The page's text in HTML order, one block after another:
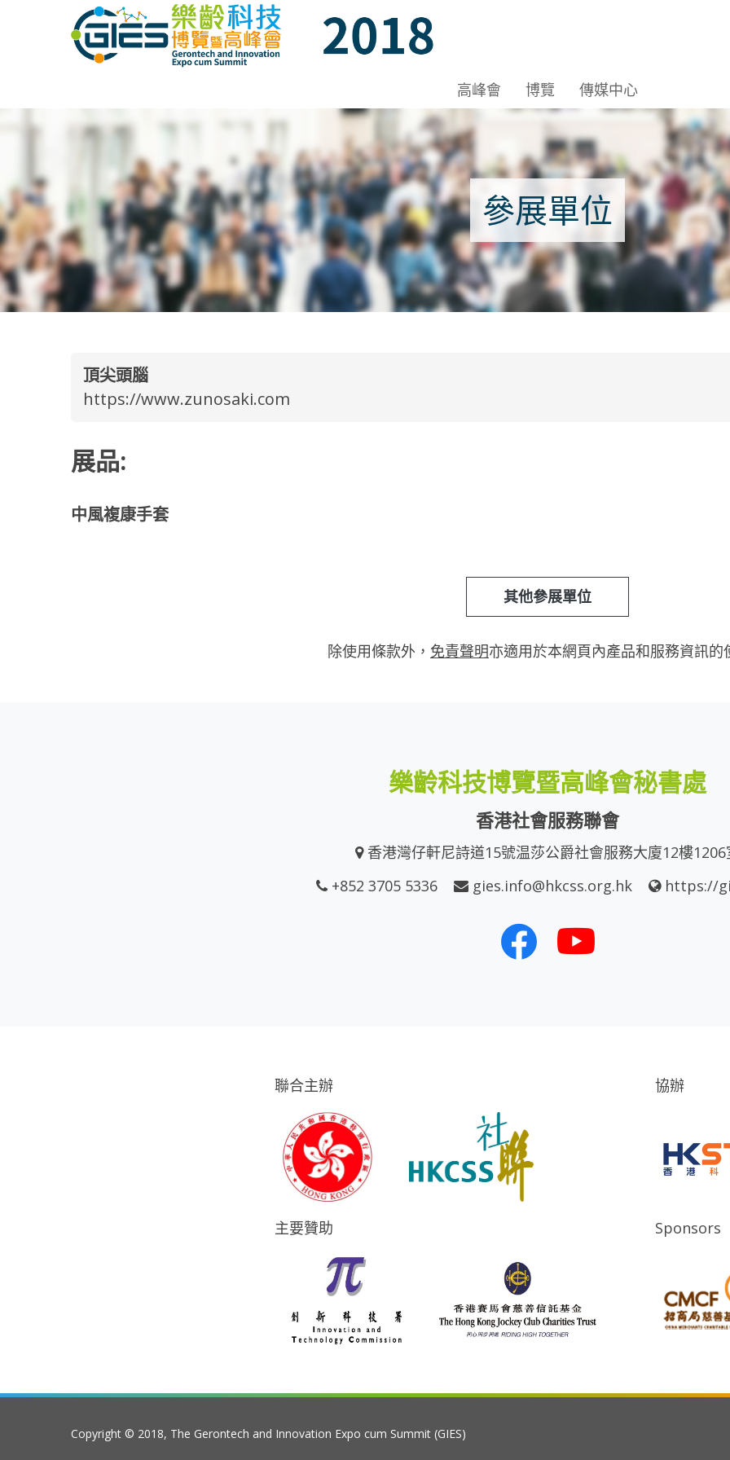
Date: Expo: 22-25 November 2018, Venue: Hall 1A-1B, HKCEC
Date: Expo: 22-25 November 2018, Venue: Hall 1A-1B, HKCEC
高峰會 博覽 傳媒中心
參展單位
頂尖頭腦
https://www.zunosaki.com
展品:
中風複康手套
其他參展單位
除使用條款外， 免責聲明亦適用於本網頁內產品和服務資訊的
樂齡科技博覽暨高峰會秘書處
香港社會服務聯會
香港灣仔軒尼詩道15號温莎公爵社會服務大廈12樓1206
+852 3705 5336
gies.info@hkcss.org.hk https://
聯合主辦 協辦
主要贊助 Sponsors
Copyright © 2018, The Gerontech and Innovation Expo cum Summit (GIES)